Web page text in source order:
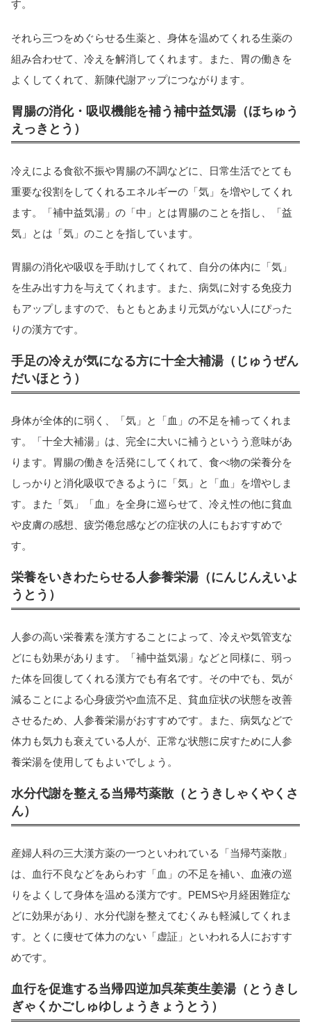
す。
それら三つをめぐらせる生薬と、身体を温めてくれる生薬の
組み合わせて、冷えを解消してくれます。また、胃の働きを
よくしてくれて、新陳代謝アップにつながります。
胃腸の消化・吸収機能を補う補中益気湯（ほちゅう
えっきとう）
冷えによる食欲不振や胃腸の不調などに、日常生活でとても
重要な役割をしてくれるエネルギーの「気」を増やしてくれ
ます。「補中益気湯」の「中」とは胃腸のことを指し、「益
気」とは「気」のことを指しています。
胃腸の消化や吸収を手助けしてくれて、自分の体内に「気」
を生み出す力を与えてくれます。また、病気に対する免疫力
もアップしますので、もともとあまり元気がない人にぴった
りの漢方です。
手足の冷えが気になる方に十全大補湯（じゅうぜん
だいほとう）
身体が全体的に弱く、「気」と「血」の不足を補ってくれま
す。「十全大補湯」は、完全に大いに補うというう意味があ
ります。胃腸の働きを活発にしてくれて、食べ物の栄養分を
しっかりと消化吸収できるように「気」と「血」を増やしま
す。また「気」「血」を全身に巡らせて、冷え性の他に貧血
や皮膚の感想、疲労倦怠感などの症状の人にもおすすめで
す。
栄養をいきわたらせる人参養栄湯（にんじんえいよ
うとう）
人参の高い栄養素を漢方することによって、冷えや気管支な
どにも効果があります。「補中益気湯」などと同様に、弱っ
た体を回復してくれる漢方でも有名です。その中でも、気が
減ることによる心身疲労や血流不足、貧血症状の状態を改善
させるため、人参養栄湯がおすすめです。また、病気などで
体力も気力も衰えている人が、正常な状態に戻すために人参
養栄湯を使用してもよいでしょう。
水分代謝を整える当帰芍薬散（とうきしゃくやくさ
ん）
産婦人科の三大漢方薬の一つといわれている「当帰芍薬散」
は、血行不良などをあらわす「血」の不足を補い、血液の巡
りをよくして身体を温める漢方です。PEMSや月経困難症な
どに効果があり、水分代謝を整えてむくみも軽減してくれま
す。とくに痩せて体力のない「虚証」といわれる人におすす
めです。
血行を促進する当帰四逆加呉茱萸生姜湯（とうきし
ぎゃくかごしゅゆしょうきょうとう）